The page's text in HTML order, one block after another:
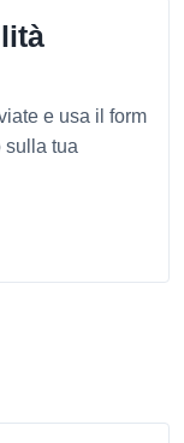
e usa il form
sulla tua